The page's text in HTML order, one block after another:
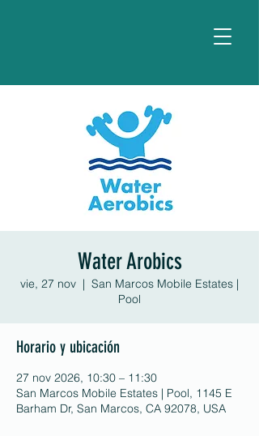
Water Arobics
vie, 27 nov
  |
San Marcos Mobile Estates |
Pool
Horario y ubicación
27 nov 2026, 10:30 – 11:30
San Marcos Mobile Estates | Pool, 1145 E
Barham Dr, San Marcos, CA 92078, USA